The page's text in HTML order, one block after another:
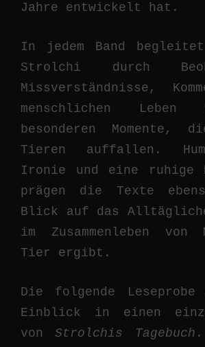
Jahre entwickelt hat.
In jedem Band
Strolchi durch
Missverständnisse,
menschlichen
besonderen Momente,
Tieren auffallen.
Ironie und eine ruhige
prägen die Texte
Blick auf das
im Zusammenleben von
Tier ergibt.
Die folgende
Einblick in einen
vonStrolchis Tagebuch